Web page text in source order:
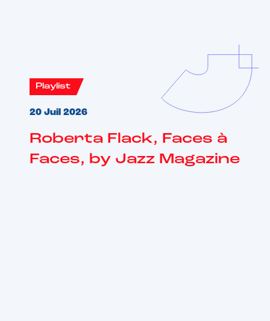
Playlist
20 Juil 2026
Roberta Flack, Faces à
Faces, by Jazz Magazine